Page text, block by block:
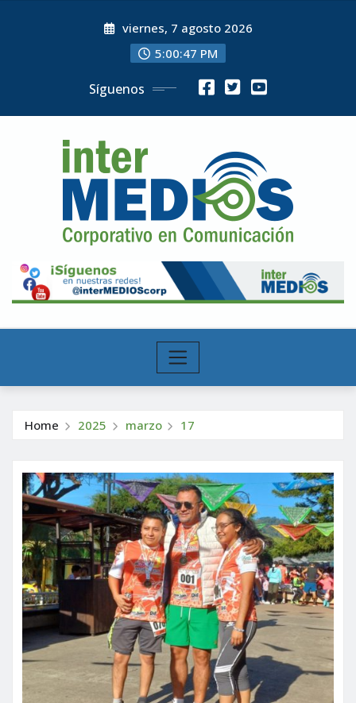
viernes, 7 agosto 2026
5:00:48 PM
Síguenos
Home 2025 marzo 17